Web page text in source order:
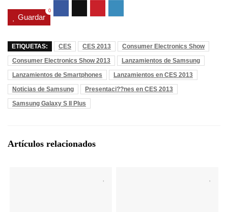
Guardar
0
ETIQUETAS: CES CES 2013
Consumer Electronics Show
Consumer Electronics Show 2013
Lanzamientos de Samsung
Lanzamientos de Smartphones
Lanzamientos en CES 2013
Noticias de Samsung
Presentaci??nes en CES 2013
Samsung Galaxy S II Plus
Artículos relacionados